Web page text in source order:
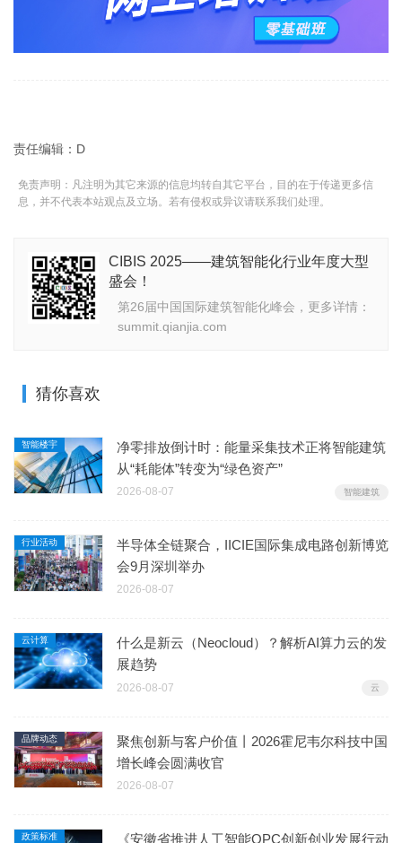
责任编辑：D
免责声明：凡注明为其它来源的信息均转自其它平台，目的在于传递更多信
息，并不代表本站观点及立场。若有侵权或异议请联系我们处理。
CIBIS 2025——建筑智能化行业年度大型
盛会！
第26届中国国际建筑智能化峰会，更多详情：
summit.qianjia.com
猜你喜欢
智能楼宇
净零排放倒计时：能量采集技术正将智能建筑
从“耗能体”转变为“绿色资产”
2026-08-07 智能建筑
行业活动
半导体全链聚合，IICIE国际集成电路创新博览
会9月深圳举办
2026-08-07
云计算
什么是新云（Neocloud）？解析AI算力云的发
展趋势
2026-08-07 云
品牌动态
聚焦创新与客户价值丨2026霍尼韦尔科技中国
增长峰会圆满收官
2026-08-07
政策标准
《安徽省推进人工智能OPC创新创业发展行动